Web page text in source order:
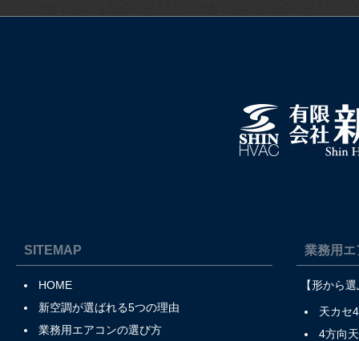
SITEMAP
HOME
新空調が選ばれる5つの理由
業務用エアコンの選び方
業務用エ
【形から
天カセ
4方向